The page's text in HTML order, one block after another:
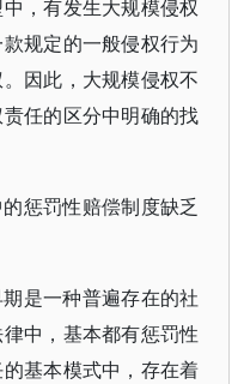
，有发生大规模侵权
规定的一般侵权行为
因此，大规模侵权不
任的区分中明确的找
惩罚性赔偿制度缺乏
是一种普遍存在的社
中，基本都有惩罚性
基本模式中，存在着